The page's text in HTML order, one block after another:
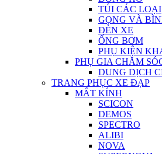
TÚI CÁC LOẠI
GỌNG VÀ
ĐÈN XE
ỐNG BƠM
PHỤ KIỆN
PHỤ GIA CHĂM
DUNG DỊCH
TRANG PHỤC XE ĐẠP
MẮT KÍNH
SCICON
DEMOS
SPECTRO
ALIBI
NOVA